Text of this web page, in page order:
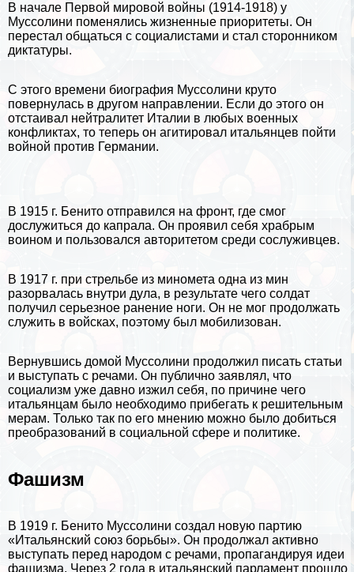
В начале Первой мировой войны (1914-1918) у
Муссолини поменялись жизненные приоритеты. Он
перестал общаться с социалистами и стал сторонником
диктатуры.
С этого времени биография Муссолини круто
повернулась в другом направлении. Если до этого он
отстаивал нейтралитет Италии в любых военных
конфликтах, то теперь он агитировал итальянцев пойти
войной против Германии.
В 1915 г. Бенито отправился на фронт, где смог
дослужиться до капрала. Он проявил себя храбрым
воином и пользовался авторитетом среди сослуживцев.
В 1917 г. при стрельбе из миномета одна из мин
разорвалась внутри дула, в результате чего солдат
получил серьезное ранение ноги. Он не мог продолжать
служить в войсках, поэтому был мобилизован.
Вернувшись домой Муссолини продолжил писать статьи
и выступать с речами. Он публично заявлял, что
социализм уже давно изжил себя, по причине чего
итальянцам было необходимо прибегать к решительным
мерам. Только так по его мнению можно было добиться
преобразований в социальной сфере и политике.
Фашизм
В 1919 г. Бенито Муссолини создал новую партию
«Итальянский союз борьбы». Он продолжал активно
выступать перед народом с речами, пропагандируя идеи
фашизма. Через 2 года в итальянский парламент прошло